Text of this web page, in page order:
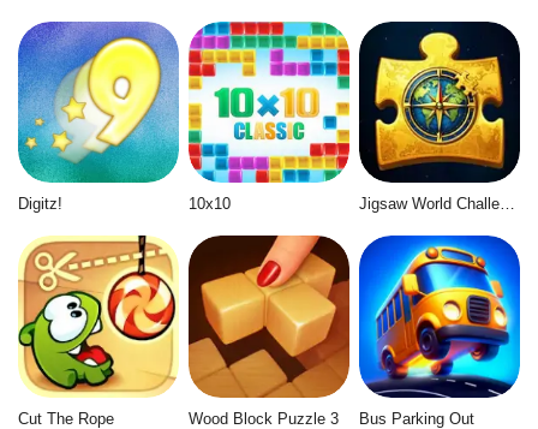
Digitz! 10x10 Jigsaw World Challenge
Cut The Rope Wood Block Puzzle 3 Bus Parking Out